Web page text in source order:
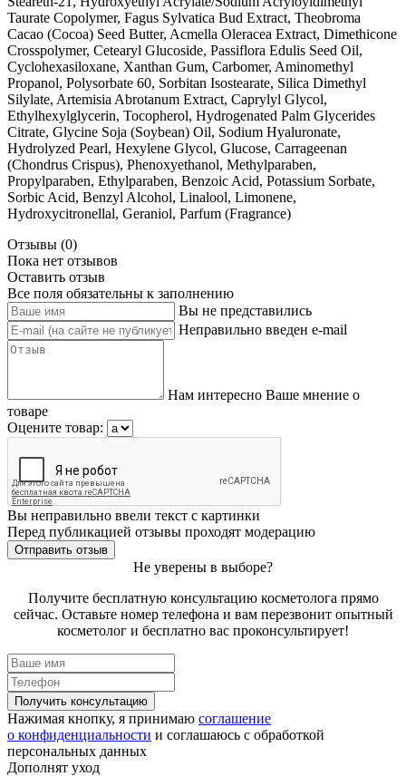
Taurate Copolymer, Fagus Sylvatica Bud Extract, Theobroma
Cacao (Cocoa) Seed Butter, Acmella Oleracea Extract, Dimethicone
Crosspolymer, Cetearyl Glucoside, Passiflora Edulis Seed Oil,
Cyclohexasiloxane, Xanthan Gum, Carbomer, Aminomethyl
Propanol, Polysorbate 60, Sorbitan Isostearate, Silica Dimethyl
Silylate, Artemisia Abrotanum Extract, Caprylyl Glycol,
Ethylhexylglycerin, Tocopherol, Hydrogenated Palm Glycerides
Citrate, Glycine Soja (Soybean) Oil, Sodium Hyaluronate,
Hydrolyzed Pearl, Hexylene Glycol, Glucose, Carrageenan
(Chondrus Crispus), Phenoxyethanol, Methylparaben,
Propylparaben, Ethylparaben, Benzoic Acid, Potassium Sorbate,
Sorbic Acid, Benzyl Alcohol, Linalool, Limonene,
Hydroxycitronellal, Geraniol, Parfum (Fragrance)
Отзывы (0)
Пока нет отзывов
Оставить отзыв
Все поля обязательны к заполнению
Вы не представились
Неправильно введен e-mail
Нам интересно Ваше мнение о
товаре
Оцените товар:
Вы неправильно ввели текст с картинки
Перед публикацией отзывы проходят модерацию
Не уверены в выборе?
Получите бесплатную консультацию косметолога прямо
сейчас. Оставьте номер телефона и вам перезвонит опытный
косметолог и бесплатно вас проконсультирует!
Нажимая кнопку, я принимаю соглашение
о конфиденциальности и соглашаюсь с обработкой
персональных данных
Дополнят уход